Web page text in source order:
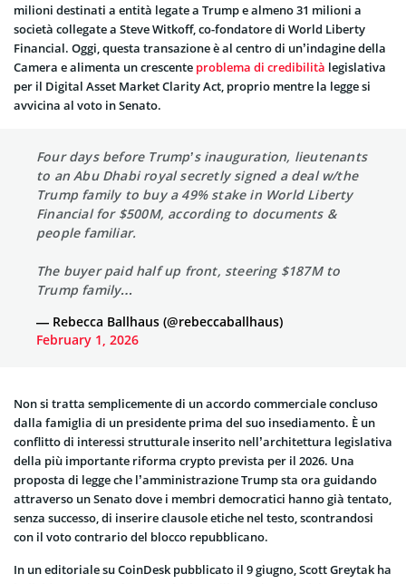
milioni destinati a entità legate a Trump e almeno 31 milioni a
società collegate a Steve Witkoff, co-fondatore di World Liberty
Financial. Oggi, questa transazione è al centro di un’indagine della
Camera e alimenta un crescente problema di credibilità legislativa
per il Digital Asset Market Clarity Act, proprio mentre la legge si
avvicina al voto in Senato.
Four days before Trump’s inauguration, lieutenants
to an Abu Dhabi royal secretly signed a deal w/the
Trump family to buy a 49% stake in World Liberty
Financial for $500M, according to documents &
people familiar.
The buyer paid half up front, steering $187M to
Trump family…
— Rebecca Ballhaus (@rebeccaballhaus)
February 1, 2026
Non si tratta semplicemente di un accordo commerciale concluso
dalla famiglia di un presidente prima del suo insediamento. È un
conflitto di interessi strutturale inserito nell’architettura legislativa
della più importante riforma crypto prevista per il 2026. Una
proposta di legge che l’amministrazione Trump sta ora guidando
attraverso un Senato dove i membri democratici hanno già tentato,
senza successo, di inserire clausole etiche nel testo, scontrandosi
con il voto contrario del blocco repubblicano.
In un editoriale su CoinDesk pubblicato il 9 giugno, Scott Greytak ha